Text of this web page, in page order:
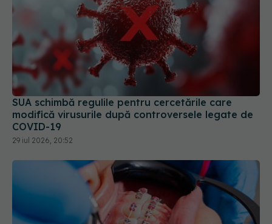
SUA schimbă regulile pentru cercetările care
modifică virusurile după controversele legate de
COVID-19
29 iul 2026, 20:52